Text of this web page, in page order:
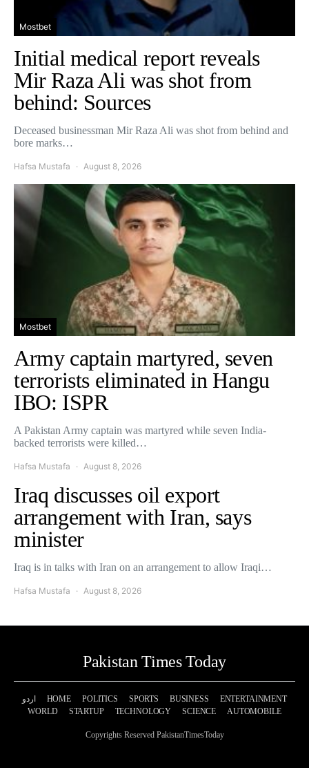
Mostbet
Initial medical report reveals
Mir Raza Ali was shot from
behind: Sources
Deceased businessman Mir Raza Ali was shot from behind and
bore marks…
Hafsa Mustafa August 8, 2026
Mostbet
Army captain martyred, seven
terrorists eliminated in Hangu
IBO: ISPR
A Pakistan Army captain was martyred while seven India-
backed terrorists were killed…
Hafsa Mustafa August 8, 2026
Iraq discusses oil export
arrangement with Iran, says
minister
Iraq is in talks with Iran on an arrangement to allow Iraqi…
Hafsa Mustafa August 8, 2026
Pakistan Times Today
اردو HOME POLITICS SPORTS BUSINESS
ENTERTAINMENT
WORLD
STARTUP TECHNOLOGY SCIENCE AUTOMOBILE
Copyrights Reserved PakistanTimesToday